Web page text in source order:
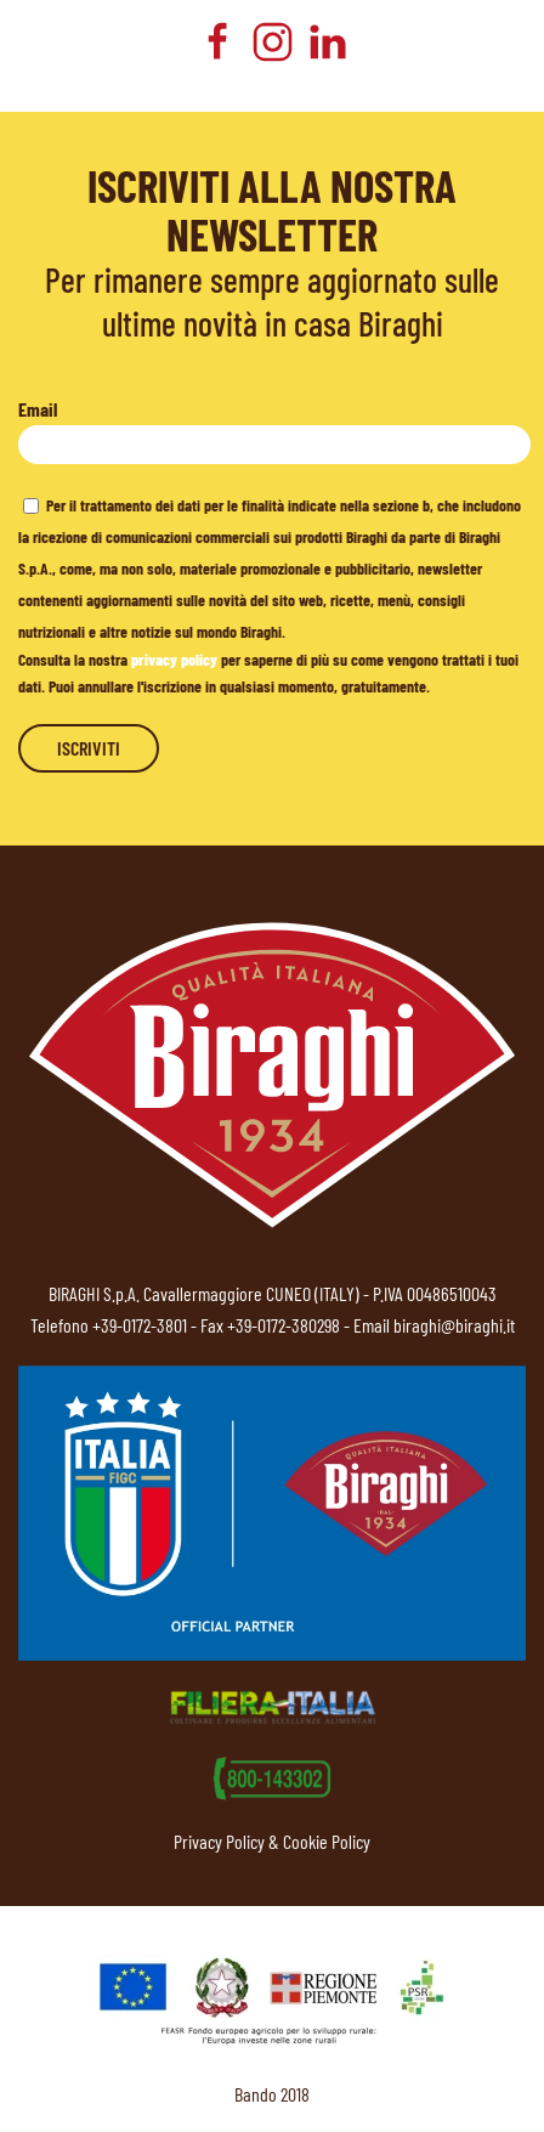
ISCRIVITI ALLA NOSTRA
NEWSLETTER
Per rimanere sempre aggiornato sulle
ultime novità in casa Biraghi
Email
Per il trattamento dei dati per le finalità indicate nella sezione b, che includono
la ricezione di comunicazioni commerciali sui prodotti Biraghi da parte di Biraghi
S.p.A., come, ma non solo, materiale promozionale e pubblicitario, newsletter
contenenti aggiornamenti sulle novità del sito web, ricette, menù, consigli
nutrizionali e altre notizie sul mondo Biraghi.
Consulta la nostraprivacy policyper saperne di più su come vengono trattati i tuoi
dati. Puoi annullare l'iscrizione in qualsiasi momento, gratuitamente.
BIRAGHI S.p.A. Cavallermaggiore CUNEO (ITALY) - P.IVA 00486510043
Telefono +39-0172-3801- Fax +39-0172-380298 - Email biraghi@biraghi.it
Privacy Policy & Cookie Policy
Bando 2018